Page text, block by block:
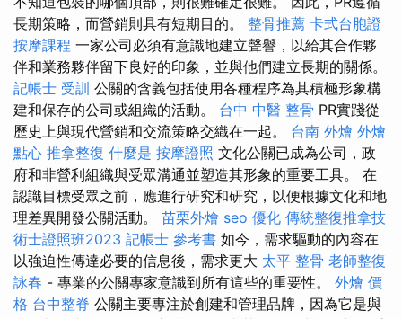
長期策略，而營銷則具有短期目的。 整骨推薦 卡式台胞證
按摩課程 一家公司必須有意識地建立聲譽，以給其合作夥
伴和業務夥伴留下良好的印象，並與他們建立長期的關係。
記帳士 受訓 公關的含義包括使用各種程序為其積極形象構
建和保存的公司或組織的活動。 台中 中醫 整骨 PR實踐從
歷史上與現代營銷和交流策略交織在一起。 台南 外燴 外燴
點心 推拿整復 什麼是 按摩證照 文化公關已成為公司，政
府和非營利組織與受眾溝通並塑造其形象的重要工具。 在
認識目標受眾之前，應進行研究和研究，以便根據文化和地
理差異開發公關活動。 苗栗外燴 seo 優化 傳統整復推拿技
術士證照班2023 記帳士 參考書 如今，需求驅動的內容在
以強迫性傳達必要的信息後，需求更大 太平 整骨 老師整復
詠春 - 專業的公關專家意識到所有這些的重要性。 外燴 價
格 台中整脊 公關主要專注於創建和管理品牌，因為它是與